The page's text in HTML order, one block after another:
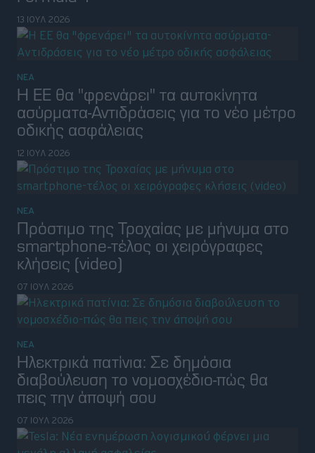
13 ΙΟΥΛ 2026
ΝΕΑ
Η ΕΕ θα "φρενάρει" τα αυτοκίνητα
ασύρματα-Αντιδράσεις για το νέο μέτρο
οδικής ασφάλειας
12 ΙΟΥΛ 2026
ΝΕΑ
Πρόστιμο της Τροχαίας με μήνυμα στο
smartphone-τέλος οι χειρόγραφες
κλήσεις (video)
07 ΙΟΥΛ 2026
ΝΕΑ
Ηλεκτρικά πατίνια: Σε δημόσια
διαβούλευση το νομοσχέδιο-πώς θα
πεις την άποψή σου
07 ΙΟΥΛ 2026